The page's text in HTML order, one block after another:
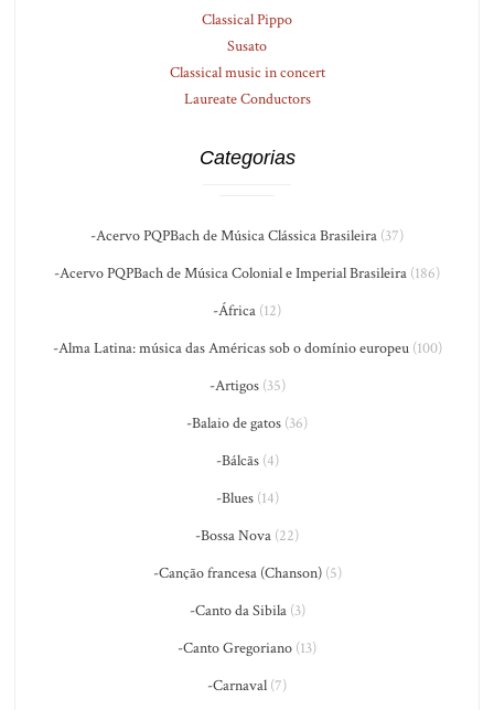
Classical Pippo
Susato
Classical music in concert
Laureate Conductors
Categorias
-Acervo PQPBach de Música Clássica Brasileira (37)
-Acervo PQPBach de Música Colonial e Imperial Brasileira (186)
-África (12)
-Alma Latina: música das Américas sob o domínio europeu(100)
-Artigos(35)
-Balaio de gatos (36)
-Bálcãs(4)
-Blues(14)
-Bossa Nova (22)
-Canção francesa (Chanson)(5)
-Canto da Sibila(3)
-Canto Gregoriano (13)
-Carnaval (7)